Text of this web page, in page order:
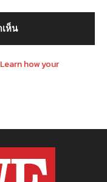
Learn how your